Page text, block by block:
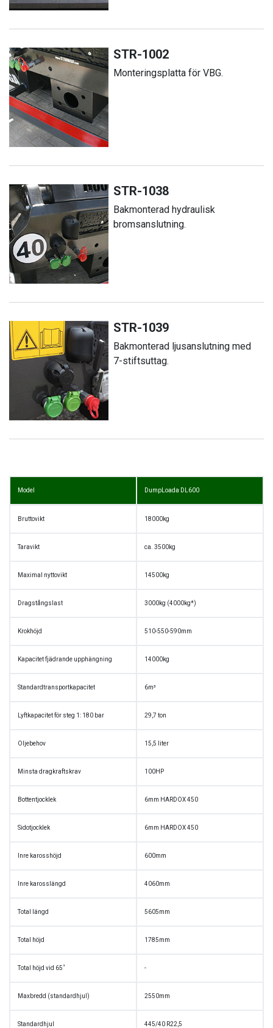
STR-1002
Monteringsplatta för VBG.
STR-1038
Bakmonterad hydraulisk
bromsanslutning.
STR-1039
Bakmonterad ljusanslutning med
7-stiftsuttag.
Model DumpLoada DL600
Bruttovikt 18000kg
Taravikt ca. 3500kg
Maximal nyttovikt 14500kg
Dragstångslast 3000kg (4000kg*)
Krokhöjd 510-550-590mm
Kapacitet fjädrande upphängning 14000kg
Standardtransportkapacitet 6m³
Lyftkapacitet för steg 1: 180 bar 29,7 ton
Oljebehov 15,5 liter
Minsta dragkraftskrav 100HP
Bottentjocklek 6mm HARDOX 450
Sidotjocklek 6mm HARDOX 450
Inre karosshöjd 600mm
Inre karosslängd 4060mm
Total längd 5605mm
Total höjd 1785mm
Total höjd vid 65˚ -
Maxbredd (standardhjul) 2550mm
Standardhjul 445/40 R22,5